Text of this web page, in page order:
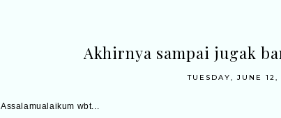
Akhirnya sampai jugak
TUESDAY, JUNE 12,
Assalamualaikum wbt...